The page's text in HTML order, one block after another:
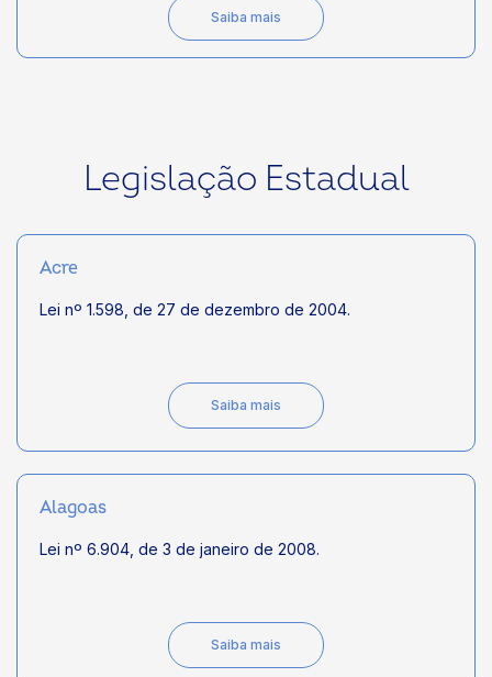
Saiba mais
Legislação Estadual
Acre
Lei nº 1.598, de 27 de dezembro de 2004.
Saiba mais
Alagoas
Lei nº 6.904, de 3 de janeiro de 2008.
Saiba mais